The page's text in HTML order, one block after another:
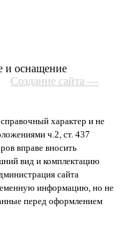
и оснащение
Создание сайта —
характер и не
ч.2, ст. 437
вправе вносить
вид и комплектацию
сайта
информацию, но не
перед оформлением